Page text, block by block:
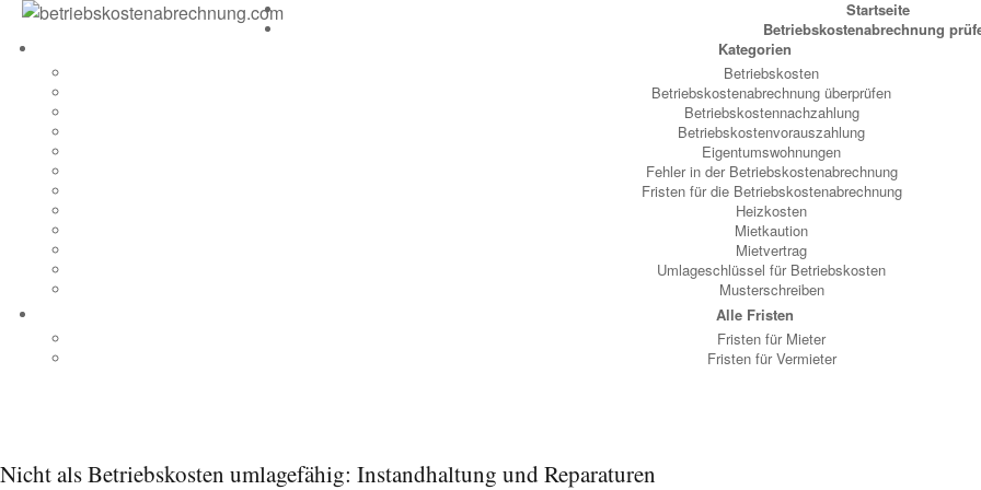
Startseite
Betriebskostenabrechnung
Kategorien
Betriebskosten
Betriebskostenabrechnung überprüfen
Betriebskostennachzahlung
Betriebskostenvorauszahlung
Eigentumswohnungen
Fehler in der Betriebskostenabrechnung
Fristen für die Betriebskostenabrechnung
Heizkosten
Mietkaution
Mietvertrag
Umlageschlüssel für Betriebskosten
Musterschreiben
Alle Fristen
Fristen für Mieter
Fristen für Vermieter
Nicht als Betriebskosten umlagefähig: Instandhaltung und Reparaturen